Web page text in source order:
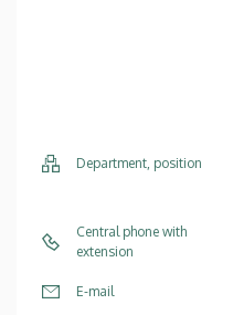
Department, position
Central phone with
extension
E-mail